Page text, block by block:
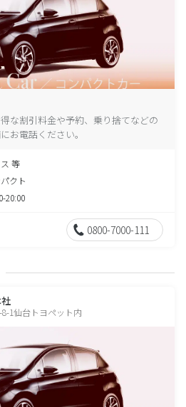
な割引料金や予約、乗り捨てなどの
お電話ください。
等
クト
20:00
0800-7000-111
1仙台トヨペット内